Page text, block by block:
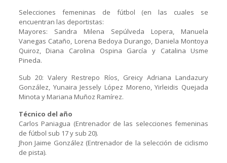
Selecciones femeninas de fútbol (en las cuales se
encuentran las deportistas:
Mayores: Sandra Milena Sepúlveda Lopera, Manuela
Vanegas Cataño, Lorena Bedoya Durango, Daniela Montoya
Quiroz, Diana Carolina Ospina García y Catalina Usme
Pineda.
Sub 20: Valery Restrepo Ríos, Greicy Adriana Landazury
González, Yunaira Jessely López Moreno, Yirleidis Quejada
Minota y Mariana Muñoz Ramírez.
Técnico del año
Carlos Paniagua (Entrenador de las selecciones femeninas
de fútbol sub 17 y sub 20).
Jhon Jaime González (Entrenador de la selección de ciclismo
de pista).